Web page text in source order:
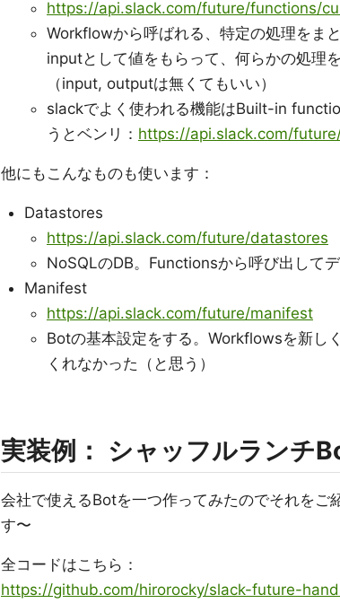
https://api.slack.com/future/functions/
Workflowから呼ばれる、特定の処理をま
inputとして値をもらって、何らかの処理
（input, outputは無くてもいい）
slackでよく使われる機能はBuilt-in
うとベンリ： https://api.slack.com/
他にもこんなものも使います：
Datastores
https://api.slack.com/future/datastores
NoSQLのDB。Functionsから呼び出してデ
Manifest
https://api.slack.com/future/manifest
Botの基本設定をする。Workflowsを新し
くれなかった（と思う）
実装例： シャッフルランチ
会社で使えるBotを一つ作ってみたのでそれをご
す〜
全コードはこちら：
https://github.com/hirorocky/slack-future-